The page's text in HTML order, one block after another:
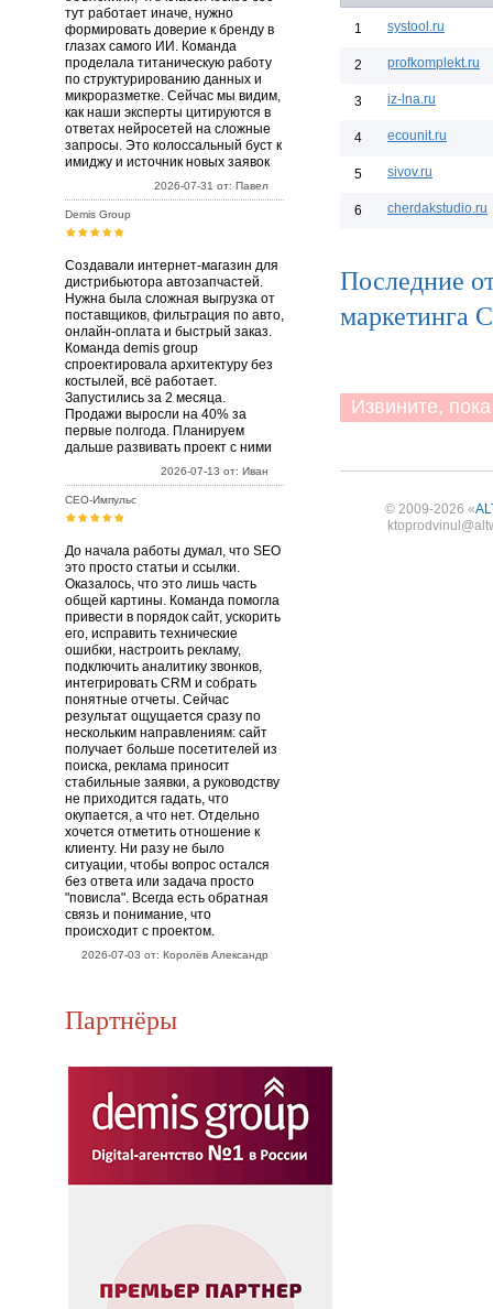
тут работает иначе, нужно
формировать доверие к бренду в
глазах самого ИИ. Команда
проделала титаническую работу
по структурированию данных и
микроразметке. Сейчас мы видим,
как наши эксперты цитируются в
ответах нейросетей на сложные
запросы. Это колоссальный буст к
имиджу и источник новых заявок
2026-07-31 от: Павел
Demis Group
Создавали интернет-магазин для
дистрибьютора автозапчастей.
Нужна была сложная выгрузка от
поставщиков, фильтрация по авто,
онлайн-оплата и быстрый заказ.
Команда demis group
спроектировала архитектуру без
костылей, всё работает.
Запустились за 2 месяца.
Продажи выросли на 40% за
первые полгода. Планируем
дальше развивать проект с ними
2026-07-13 от: Иван
СЕО-Импульс
До начала работы думал, что SEO
это просто статьи и ссылки.
Оказалось, что это лишь часть
общей картины. Команда помогла
привести в порядок сайт, ускорить
его, исправить технические
ошибки, настроить рекламу,
подключить аналитику звонков,
интегрировать CRM и собрать
понятные отчеты. Сейчас
результат ощущается сразу по
нескольким направлениям: сайт
получает больше посетителей из
поиска, реклама приносит
стабильные заявки, а руководству
не приходится гадать, что
окупается, а что нет. Отдельно
хочется отметить отношение к
клиенту. Ни разу не было
ситуации, чтобы вопрос остался
без ответа или задача просто
"повисла". Всегда есть обратная
связь и понимание, что
происходит с проектом.
2026-07-03 от: Королёв Александр
Партнёры
1 systool.ru
2 profkomplekt.ru
3 iz-lna.ru
4 ecounit.ru
5 sivov.ru
6 cherdakstudio.ru
Последние
маркетинга
Извините,
© 2009-2026 «